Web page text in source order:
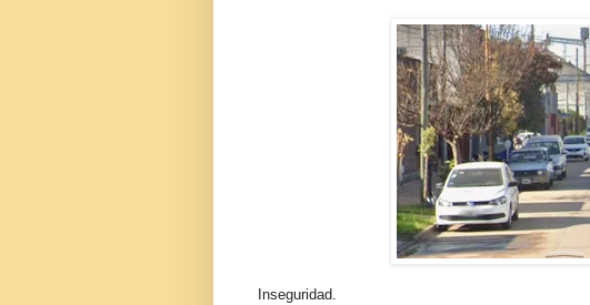
Inseguridad.